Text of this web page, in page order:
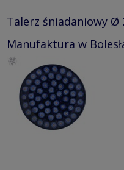
Talerz śniadaniowy Ø
Manufaktura w